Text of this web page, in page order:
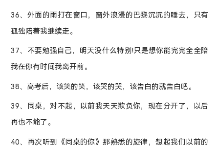
36、外面的雨打在窗口，窗外浪漫的巴黎沉沉的睡去，只有
孤独陪着我继续走。
37、不要勉强自己，明天没什么特别!只是想你能完完全全陪
我在你有时间我离开前。
38、高考后，该笑的笑，该哭的哭，该告白的就告白吧。
39、同桌，对不起，以前我天天欺负你，现在分开了，以后
再也不能了。
40、再次听到《同桌的你》那熟悉的旋律，想起我们以前的